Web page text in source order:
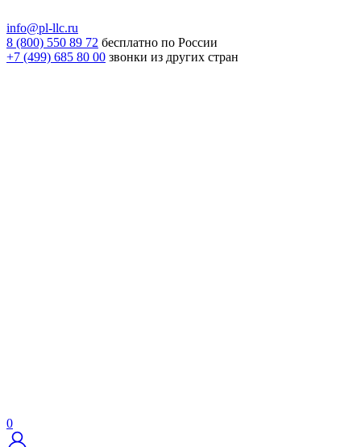
info@pl-llc.ru
8 (800) 550 89 72 бесплатно по России
+7 (499) 685 80 00 звонки из других стран
0